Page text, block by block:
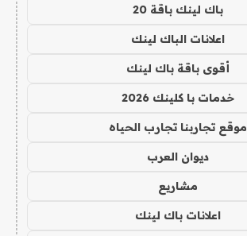
باك لينك باقة 20
اعلانات الباك لينك
أقوى باقة باك لينك
خدمات با كلينك 2026
موقع تجاربنا تجارب الحياه
ديوان العرب
مشاريع
اعلانات باك لينك